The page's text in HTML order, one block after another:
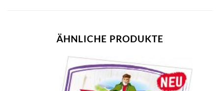
ÄHNLICHE PRODUKTE